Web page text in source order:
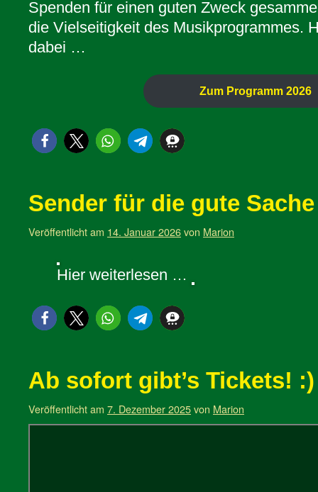
Spenden für einen guten Zweck
die Vielseitigkeit des Musikprogrammes.
dabei …
Zum Programm 2026
Sender für die gute Sache
Veröffentlicht am 14. Januar 2026von Marion
Hier weiterlesen …
Ab sofort gibt’s Tickets! :)
Veröffentlicht am 7. Dezember 2025von Marion